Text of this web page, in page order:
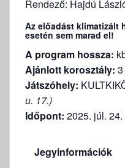
Rendező: Hajdú
Az előadást klimatizált
esetén sem marad el!
A program hossza:
Ajánlott korosztály:
Játszóhely:
u. 17.)
Időpont: 2025. júl.
Jegyinformációk